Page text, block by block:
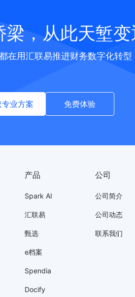
，从此天堑
在用汇联易推进财务数字化转型
业方案 免费体验
产品
Spark AI
汇联易
甄选
e档案
Spendia
Docify
公司
公司简介
公司动态
联系我们